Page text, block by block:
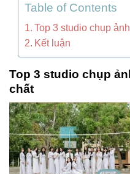
Table of Contents
Top 3 studio chụp
Kết luận
Top 3 studio chụp
chất